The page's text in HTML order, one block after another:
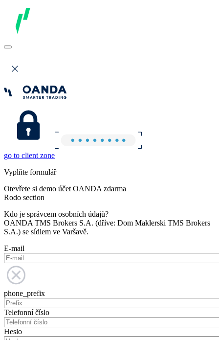
go to client zone
Vyplňte formulář
Otevřete si demo účet OANDA zdarma
Rodo section
Kdo je správcem osobních údajů?
OANDA TMS Brokers S.A. (dříve: Dom Maklerski TMS Brokers
S.A.) se sídlem ve Varšavě.
E-mail
phone_prefix
Telefonní číslo
Heslo